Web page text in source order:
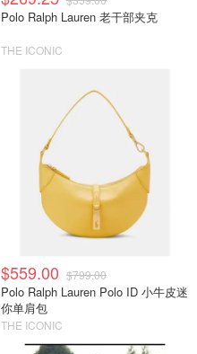
Polo Ralph Lauren 老干部夹克
THE ICONIC
$559.00 $799.00
Polo Ralph Lauren Polo ID 小牛皮迷
你单肩包
THE ICONIC